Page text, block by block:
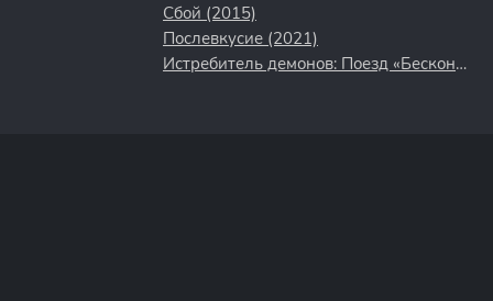
Сбой (2015)
Послевкусие (2021)
Истребитель демонов: Поезд «Бесконечный» (2021)